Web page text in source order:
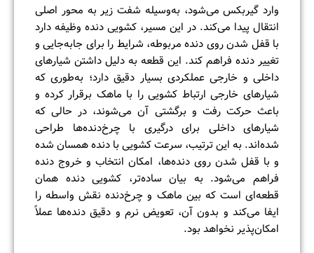
وارد گیربکس می‌شود، به‌وسیله شفت زیر به محور اصلی
انتقال پیدا می‌کند. در این مسیر، کشویی دنده وظیفه دارد
با قفل شدن روی دنده مربوطه، شرایط را برای جابه‌جایی و
تغییر دنده فراهم کند. این قطعه به دلیل داشتن شیارهای
داخلی و خارجی عملکردی بسیار دقیق دارد؛ به‌طوری که
شیارهای خارجی ارتباط کشویی را با ماهک برقرار کرده و
باعث حرکت رفت و برگشتی آن می‌شوند، در حالی که
شیارهای داخلی برای درگیری با چرخ‌دنده‌ها طراحی
شده‌اند. به این ترتیب، سرعت کشویی با دنده همسان شده
و با قفل شدن روی دنده‌ها، امکان انتخاب و خروج دنده
فراهم می‌شود. به بیان ساده‌تر، کشویی دنده همان
قطعه‌ای است که بین ماهک و چرخ‌دنده نقش واسطه را
ایفا می‌کند و بدون آن، تعویض نرم و دقیق دنده‌ها عملاً
امکان‌پذیر نخواهد بود.